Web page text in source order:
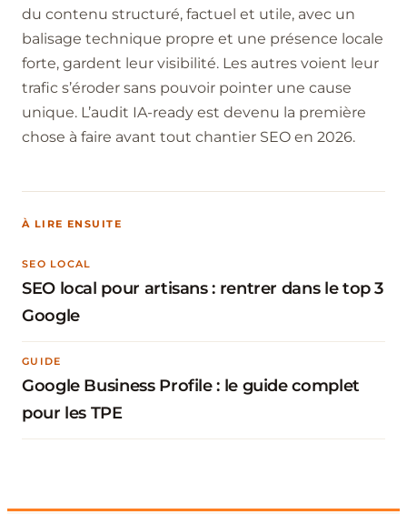
du contenu structuré, factuel et utile, avec un
balisage technique propre et une présence locale
forte, gardent leur visibilité. Les autres voient leur
trafic s’éroder sans pouvoir pointer une cause
unique. L’audit IA-ready est devenu la première
chose à faire avant tout chantier SEO en 2026.
À LIRE ENSUITE
SEO LOCAL
SEO local pour artisans : rentrer dans le top 3
Google
GUIDE
Google Business Profile : le guide complet
pour les TPE